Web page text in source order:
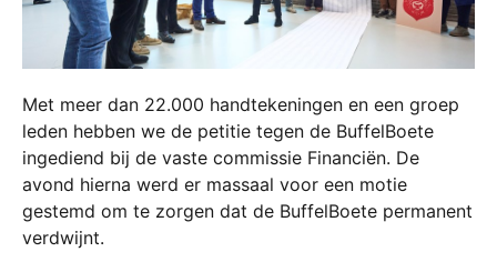
Met meer dan 22.000 handtekeningen en een groep
leden hebben we de petitie tegen de BuffelBoete
ingediend bij de vaste commissie Financiën. De
avond hierna werd er massaal voor een motie
gestemd om te zorgen dat de BuffelBoete permanent
verdwijnt.